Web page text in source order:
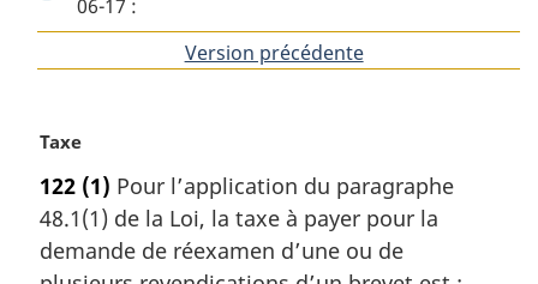
06-17 :
Version précédentede
N
t
e
m
a
Taxe
122 (1) Pour l’application du paragraphe
48.1(1) de la Loi, la taxe à payer pour la
demande de réexamen d’une ou de